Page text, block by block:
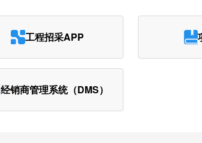
工程招采APP
经销商管理系统（DMS）